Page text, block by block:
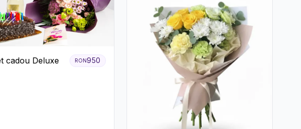
cadou Deluxe RON950